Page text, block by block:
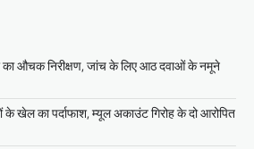
का औचक निरीक्षण, जांच के लिए आठ दवाओं के नमूने
के खेल का पर्दाफाश, म्यूल अकाउंट गिरोह के दो आरोपित